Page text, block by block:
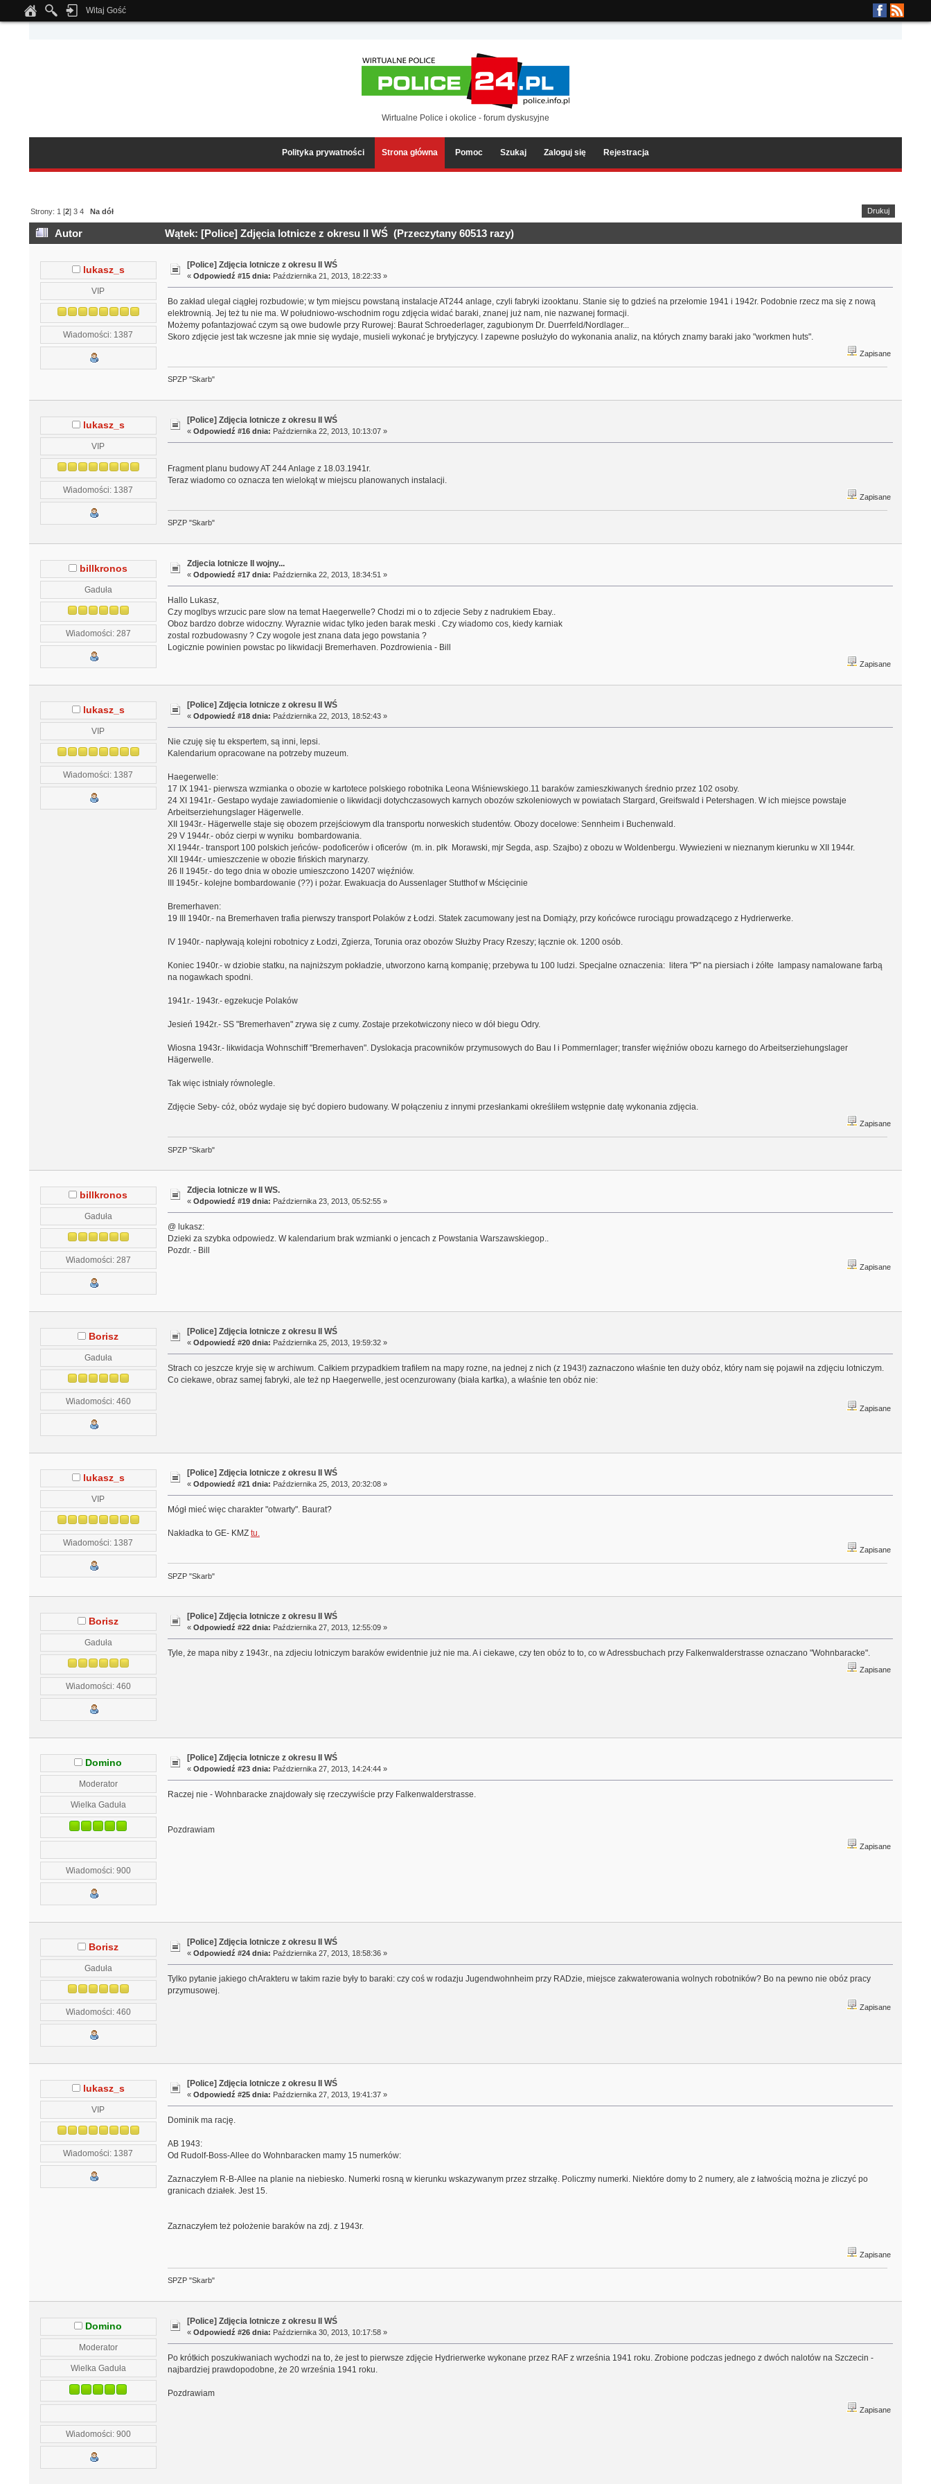
Notice: Undefined index: tapatalk_body_hook in
Witaj Gość
Wirtualne Police i okolice - forum dyskusyjne
Polityka prywatności Strona główna Pomoc Szukaj Zaloguj się Rejestracja
Drukuj
Strony: 1 [2]3 4 Na dół
Autor Wątek: [Police] Zdjęcia lotnicze z okresu II WŚ (Przeczytany 60513 razy)
lukasz_s
VIP
Wiadomości: 1387
[Police] Zdjęcia lotnicze z okresu II WŚ
«Odpowiedź #15 dnia: Października 21, 2013, 18:22:33 »
Bo zakład ulegał ciągłej rozbudowie; w tym miejscu powstaną instalacje AT244 anlage, czyli fabryki izooktanu. Stanie się to gdzieś na przełomie 1941 i 1942r. Podobnie rzecz ma się z nową
elektrownią. Jej też tu nie ma. W południowo-wschodnim rogu zdjęcia widać baraki, znanej już nam, nie nazwanej formacji.
Możemy pofantazjować czym są owe budowle przy Rurowej: Baurat Schroederlager, zagubionym Dr. Duerrfeld/Nordlager...
Skoro zdjęcie jest tak wczesne jak mnie się wydaje, musieli wykonać je brytyjczycy. I zapewne posłużyło do wykonania analiz, na których znamy baraki jako "workmen huts".
Zapisane
SPZP "Skarb"
lukasz_s
VIP
Wiadomości: 1387
[Police] Zdjęcia lotnicze z okresu II WŚ
«Odpowiedź #16 dnia: Października 22, 2013, 10:13:07 »
Fragment planu budowy AT 244 Anlage z 18.03.1941r.
Teraz wiadomo co oznacza ten wielokąt w miejscu planowanych instalacji.
Zapisane
SPZP "Skarb"
billkronos
Gaduła
Wiadomości: 287
Zdjecia lotnicze II wojny...
«Odpowiedź #17 dnia: Października 22, 2013, 18:34:51 »
Hallo Lukasz,
Czy moglbys wrzucic pare slow na temat Haegerwelle? Chodzi mi o to zdjecie Seby z nadrukiem Ebay..
Oboz bardzo dobrze widoczny. Wyraznie widac tylko jeden barak meski . Czy wiadomo cos, kiedy karniak
zostal rozbudowasny ? Czy wogole jest znana data jego powstania ?
Logicznie powinien powstac po likwidacji Bremerhaven. Pozdrowienia - Bill
Zapisane
lukasz_s
VIP
Wiadomości: 1387
[Police] Zdjęcia lotnicze z okresu II WŚ
«Odpowiedź #18 dnia: Października 22, 2013, 18:52:43 »
Nie czuję się tu ekspertem, są inni, lepsi.
Kalendarium opracowane na potrzeby muzeum.
Haegerwelle:
17 IX 1941- pierwsza wzmianka o obozie w kartotece polskiego robotnika Leona Wiśniewskiego.11 baraków zamieszkiwanych średnio przez 102 osoby.
24 XI 1941r.- Gestapo wydaje zawiadomienie o likwidacji dotychczasowych karnych obozów szkoleniowych w powiatach Stargard, Greifswald i Petershagen. W ich miejsce powstaje
Arbeitserziehungslager Hägerwelle.
XII 1943r.- Hägerwelle staje się obozem przejściowym dla transportu norweskich studentów. Obozy docelowe: Sennheim i Buchenwald.
29 V 1944r.- obóz cierpi w wyniku bombardowania.
XI 1944r.- transport 100 polskich jeńców- podoficerów i oficerów (m. in. płk Morawski, mjr Segda, asp. Szajbo) z obozu w Woldenbergu. Wywiezieni w nieznanym kierunku w XII 1944r.
XII 1944r.- umieszczenie w obozie fińskich marynarzy.
26 II 1945r.- do tego dnia w obozie umieszczono 14207 więźniów.
III 1945r.- kolejne bombardowanie (??) i pożar. Ewakuacja do Aussenlager Stutthof w Mścięcinie
Bremerhaven:
19 III 1940r.- na Bremerhaven trafia pierwszy transport Polaków z Łodzi. Statek zacumowany jest na Domiąży, przy końcówce rurociągu prowadzącego z Hydrierwerke.
IV 1940r.- napływają kolejni robotnicy z Łodzi, Zgierza, Torunia oraz obozów Służby Pracy Rzeszy; łącznie ok. 1200 osób.
Koniec 1940r.- w dziobie statku, na najniższym pokładzie, utworzono karną kompanię; przebywa tu 100 ludzi. Specjalne oznaczenia: litera "P" na piersiach i żółte lampasy namalowane farbą
na nogawkach spodni.
1941r.- 1943r.- egzekucje Polaków
Jesień 1942r.- SS "Bremerhaven" zrywa się z cumy. Zostaje przekotwiczony nieco w dół biegu Odry.
Wiosna 1943r.- likwidacja Wohnschiff "Bremerhaven". Dyslokacja pracowników przymusowych do Bau I i Pommernlager; transfer więźniów obozu karnego do Arbeitserziehungslager
Hägerwelle.
Tak więc istniały równolegle.
Zdjęcie Seby- cóż, obóz wydaje się być dopiero budowany. W połączeniu z innymi przesłankami określiłem wstępnie datę wykonania zdjęcia.
Zapisane
SPZP "Skarb"
billkronos
Gaduła
Wiadomości: 287
Zdjecia lotnicze w II WS.
«Odpowiedź #19 dnia: Października 23, 2013, 05:52:55 »
@ lukasz:
Dzieki za szybka odpowiedz. W kalendarium brak wzmianki o jencach z Powstania Warszawskiegop..
Pozdr. - Bill
Zapisane
Borisz
Gaduła
Wiadomości: 460
[Police] Zdjęcia lotnicze z okresu II WŚ
«Odpowiedź #20 dnia: Października 25, 2013, 19:59:32 »
Strach co jeszcze kryje się w archiwum. Całkiem przypadkiem trafiłem na mapy rozne, na jednej z nich (z 1943!) zaznaczono właśnie ten duży obóz, który nam się pojawił na zdjęciu lotniczym.
Co ciekawe, obraz samej fabryki, ale też np Haegerwelle, jest ocenzurowany (biała kartka), a właśnie ten obóz nie:
Zapisane
lukasz_s
VIP
Wiadomości: 1387
[Police] Zdjęcia lotnicze z okresu II WŚ
«Odpowiedź #21 dnia: Października 25, 2013, 20:32:08 »
Mógł mieć więc charakter "otwarty". Baurat?
Nakładka to GE- KMZ tu.
Zapisane
SPZP "Skarb"
Borisz
Gaduła
Wiadomości: 460
[Police] Zdjęcia lotnicze z okresu II WŚ
«Odpowiedź #22 dnia: Października 27, 2013, 12:55:09 »
Tyle, że mapa niby z 1943r., na zdjeciu lotniczym baraków ewidentnie już nie ma. A i ciekawe, czy ten obóz to to, co w Adressbuchach przy Falkenwalderstrasse oznaczano "Wohnbaracke".
Zapisane
Domino
Moderator
Wielka Gaduła
Wiadomości: 900
[Police] Zdjęcia lotnicze z okresu II WŚ
«Odpowiedź #23 dnia: Października 27, 2013, 14:24:44 »
Raczej nie - Wohnbaracke znajdowały się rzeczywiście przy Falkenwalderstrasse.
Pozdrawiam
Zapisane
Borisz
Gaduła
Wiadomości: 460
[Police] Zdjęcia lotnicze z okresu II WŚ
«Odpowiedź #24 dnia: Października 27, 2013, 18:58:36 »
Tylko pytanie jakiego chArakteru w takim razie były to baraki: czy coś w rodazju Jugendwohnheim przy RADzie, miejsce zakwaterowania wolnych robotników? Bo na pewno nie obóz pracy
przymusowej.
Zapisane
lukasz_s
VIP
Wiadomości: 1387
[Police] Zdjęcia lotnicze z okresu II WŚ
«Odpowiedź #25 dnia: Października 27, 2013, 19:41:37 »
Dominik ma rację.
AB 1943:
Od Rudolf-Boss-Allee do Wohnbaracken mamy 15 numerków:
Zaznaczyłem R-B-Allee na planie na niebiesko. Numerki rosną w kierunku wskazywanym przez strzałkę. Policzmy numerki. Niektóre domy to 2 numery, ale z łatwością można je zliczyć po
granicach działek. Jest 15.
Zaznaczyłem też położenie baraków na zdj. z 1943r.
Zapisane
SPZP "Skarb"
Domino
Moderator
Wielka Gaduła
Wiadomości: 900
[Police] Zdjęcia lotnicze z okresu II WŚ
«Odpowiedź #26 dnia: Października 30, 2013, 10:17:58 »
Po krótkich poszukiwaniach wychodzi na to, że jest to pierwsze zdjęcie Hydrierwerke wykonane przez RAF z września 1941 roku. Zrobione podczas jednego z dwóch nalotów na Szczecin -
najbardziej prawdopodobne, że 20 września 1941 roku.
Pozdrawiam
Zapisane